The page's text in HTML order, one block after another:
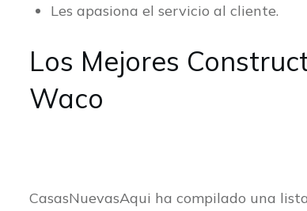
Les apasiona el servicio al cliente.
Los Mejores
Waco
CasasNuevasAqui ha compilado una